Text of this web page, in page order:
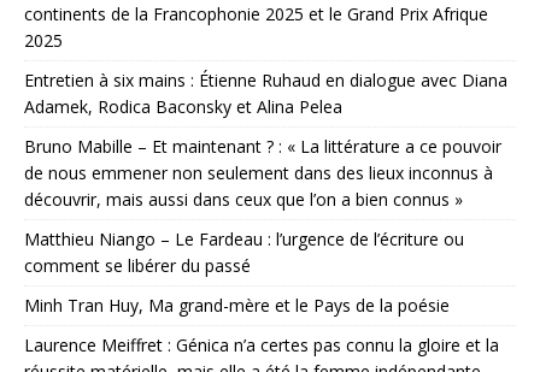
continents de la Francophonie 2025 et le Grand Prix Afrique
2025
Entretien à six mains : Étienne Ruhaud en dialogue avec Diana
Adamek, Rodica Baconsky et Alina Pelea
Bruno Mabille – Et maintenant ? : « La littérature a ce pouvoir
de nous emmener non seulement dans des lieux inconnus à
découvrir, mais aussi dans ceux que l’on a bien connus »
Matthieu Niango – Le Fardeau : l’urgence de l’écriture ou
comment se libérer du passé
Minh Tran Huy, Ma grand-mère et le Pays de la poésie
Laurence Meiffret : Génica n’a certes pas connu la gloire et la